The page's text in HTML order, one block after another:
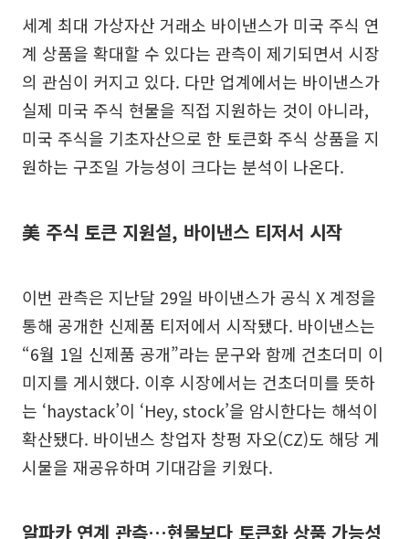
세계 최대 가상자산 거래소 바이낸스가 미국 주식 연
계 상품을 확대할 수 있다는 관측이 제기되면서 시장
의 관심이 커지고 있다. 다만 업계에서는 바이낸스가
실제 미국 주식 현물을 직접 지원하는 것이 아니라,
미국 주식을 기초자산으로 한 토큰화 주식 상품을 지
원하는 구조일 가능성이 크다는 분석이 나온다.
美 주식 토큰 지원설, 바이낸스 티저서 시작
이번 관측은 지난달 29일 바이낸스가 공식 X 계정을
통해 공개한 신제품 티저에서 시작됐다. 바이낸스는
“6월 1일 신제품 공개”라는 문구와 함께 건초더미 이
미지를 게시했다. 이후 시장에서는 건초더미를 뜻하
는 ‘haystack’이 ‘Hey, stock’을 암시한다는 해석이
확산됐다. 바이낸스 창업자 창펑 자오(CZ)도 해당 게
시물을 재공유하며 기대감을 키웠다.
알파카 연계 관측…현물보다 토큰화 상품 가능성